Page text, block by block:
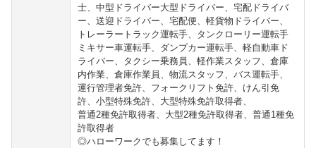
士、中型ドライバー大型ドライバー、宅配ドライバ
ー、送迎ドライバー、宅配便、軽貨物ドライバー、
トレーラートラック運転手、タンクローリー運転手
ミキサー車運転手、ダンプカー運転手、軽自動車ド
ライバー、タクシー乗務員、軽作業スタッフ、倉庫
内作業、倉庫作業員、物流スタッフ、バス運転手、
運行管理者免許、フォークリフト免許、けん引免
許、小型特殊免許、大型特殊免許取得者、
普通2種免許取得者、大型2種免許取得者、普通1種免
許取得者
◎ハローワークでも募集してます！